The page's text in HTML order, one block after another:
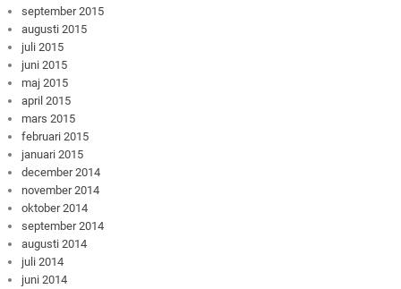
september 2015
augusti 2015
juli 2015
juni 2015
maj 2015
april 2015
mars 2015
februari 2015
januari 2015
december 2014
november 2014
oktober 2014
september 2014
augusti 2014
juli 2014
juni 2014